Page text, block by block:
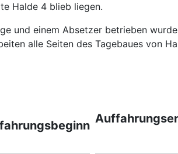
Halde 4 blieb liegen.
und einem Absetzer betrieben
alle Seiten des Tagebaues von